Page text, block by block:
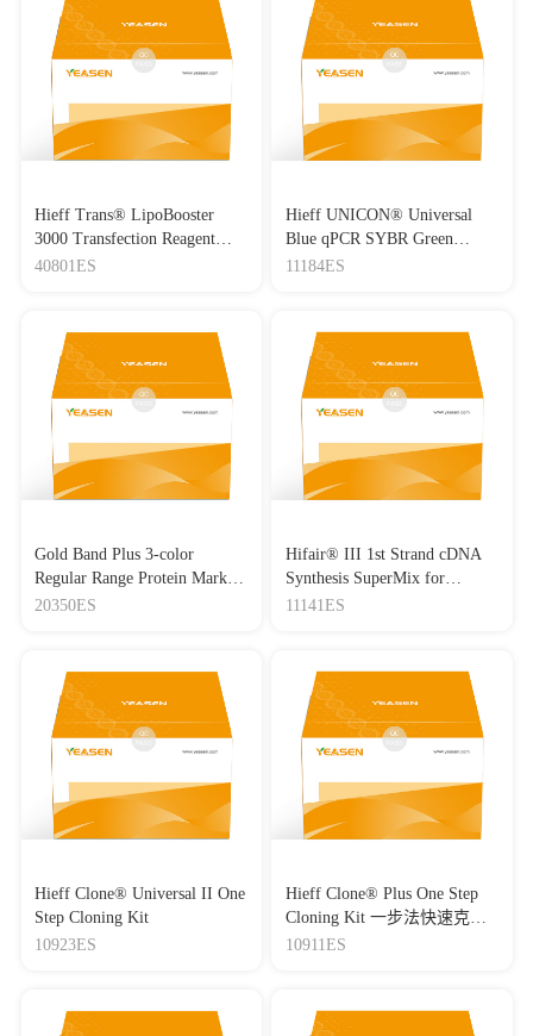
Hieff Trans® LipoBooster
3000 Transfection Reagent
Lipo3000转染试剂
40801ES
Hieff UNICON® Universal
Blue qPCR SYBR Green
Master Mix
11184ES
Gold Band Plus 3-color
Regular Range Protein Marker
(8-180 kDa) 三色预染蛋白质
20350ES
Hifair® III 1st Strand cDNA
Synthesis SuperMix for
qPCR(gDNA digester plus)
11141ES
Hieff Clone® Universal II One
Step Cloning Kit
10923ES
Hieff Clone® Plus One Step
Cloning Kit 一步法快速克隆
试剂盒
10911ES